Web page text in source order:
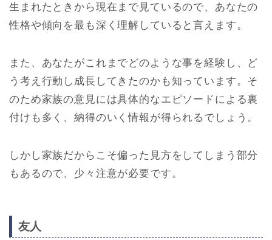
生まれたときから現在まで見ているので、あなたの
性格や傾向を最も深く理解していると言えます。
また、あなたがこれまでどのような事を経験し、ど
う考え行動し成長してきたのかも知っています。そ
のため家族の意見には具体的なエピソードによる裏
付けも多く、納得のいく情報が得られるでしょう。
しかし家族だからこそ偏った見方をしてしまう部分
もあるので、少々注意が必要です。
友人